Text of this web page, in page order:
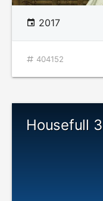
2017
404152
Housefull 3